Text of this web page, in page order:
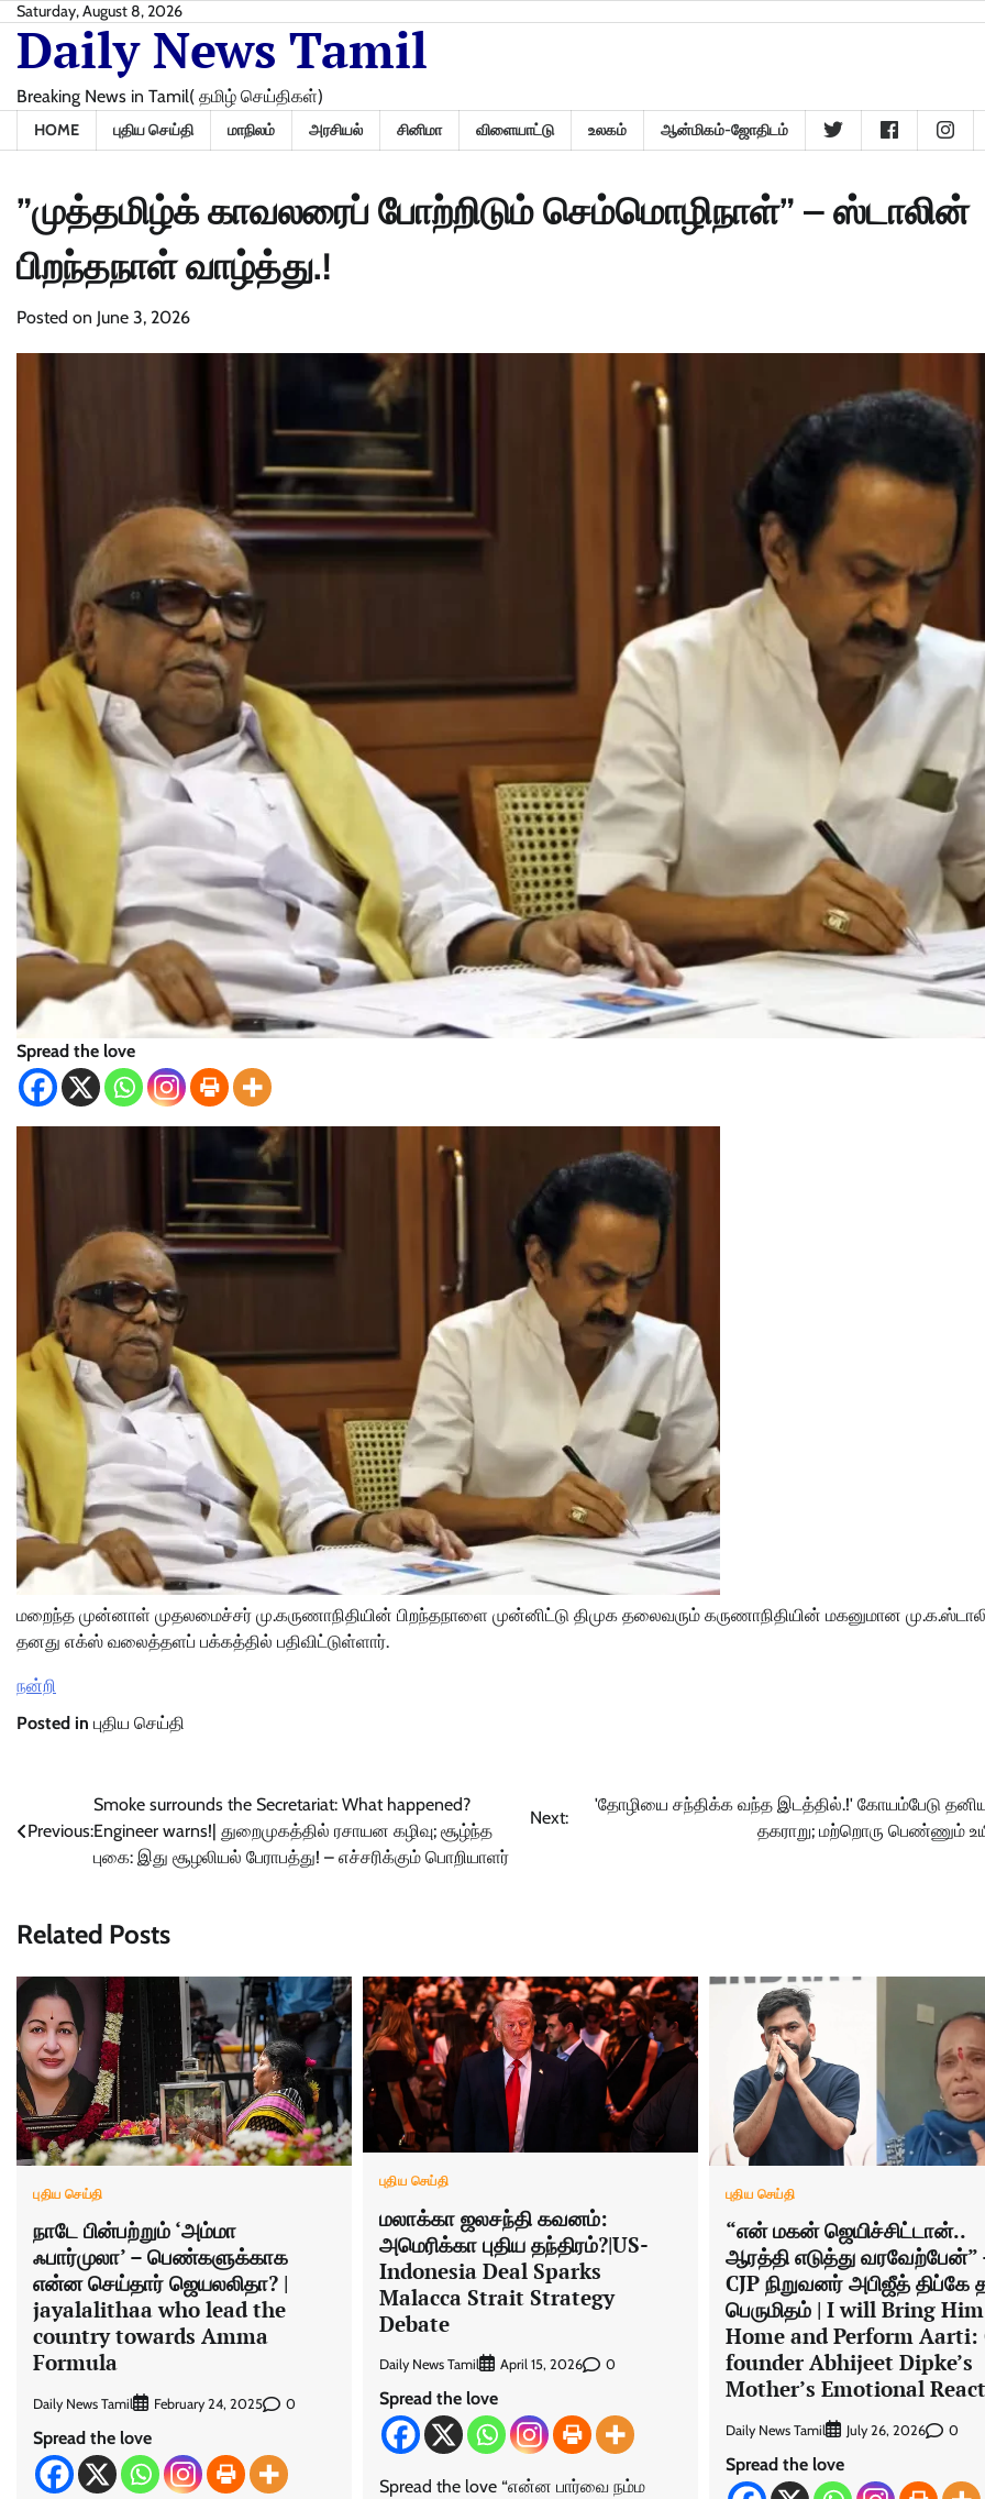
Skip
content
Saturday, August 8, 2026
Daily News Tamil
Breaking News in Tamil( தமிழ் செய்திகள்)
HOME புதிய செய்தி மாநிலம் அரசியல் சினிமா விளையாட்டு உலகம் ஆன்மிகம்-ஜோதிடம்
”முத்தமிழ்க் காவலரைப் போற்றிடும் செம்மொழிநாள்” – ஸ்டாலின்
பிறந்தநாள் வாழ்த்து.!
Posted on June 3, 2026
Spread the love
மறைந்த முன்னாள் முதலமைச்சர் மு.கருணாநிதியின் பிறந்தநாளை முன்னிட்டு திமுக தலைவரும் கருணாநிதியின் மகனுமான
தனது எக்ஸ் வலைத்தளப் பக்கத்தில் பதிவிட்டுள்ளார்.
நன்றி
Posted in புதிய செய்தி
navigation
Previous:
Smoke surrounds the Secretariat: What happened?
Engineer warns!| துறைமுகத்தில் ரசாயன கழிவு; சூழ்ந்த
புகை: இது சூழலியல் பேராபத்து! – எச்சரிக்கும் பொறியாளர்
Next:
'தோழியை சந்திக்க வந்த இடத்தில்.!' கோயம்பேடு
தகராறு; மற்றொரு பெண்ணும்
Related Posts
புதிய செய்தி
நாடே பின்பற்றும் ‘அம்மா
ஃபார்முலா’ – பெண்களுக்காக
என்ன செய்தார் ஜெயலலிதா? |
jayalalithaa who lead the
country towards Amma
Formula
Daily News Tamil February 24, 2025 0
Spread the love
புதிய செய்தி
மலாக்கா ஜலசந்தி கவனம்:
அமெரிக்கா புதிய தந்திரம்?|US-
Indonesia Deal Sparks
Malacca Strait Strategy
Debate
Daily News Tamil April 15, 2026 0
Spread the love
Spread the love “என்ன பார்வை நம்ம
புதிய செய்தி
“என் மகன் ஜெயிச்சிட்டான்..
ஆரத்தி எடுத்து வரவேற்பேன்”
CJP நிறுவனர் அபிஜீத் திப்கே
பெருமிதம் | I will Bring Him
Home and Perform Aarti:
founder Abhijeet Dipke’s
Mother’s Emotional
Daily News Tamil July 26, 2026 0
Spread the love